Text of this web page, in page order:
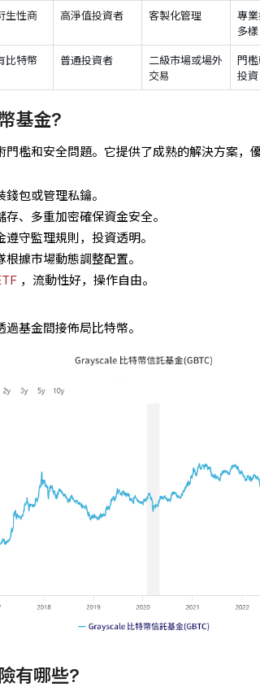
生性商
高淨值投資者 客製化管理
專
多樣
比特幣 普通投資者
二級市場或場外
交易
門
投資
基金?
檻和安全問題。它提供了成熟的解決方案，優
包或管理私鑰。
、多重加密確保資金安全。
守監理規則，投資透明。
據市場動態調整配置。
，流動性好，操作自由。
基金間接佈局比特幣。
有哪些?